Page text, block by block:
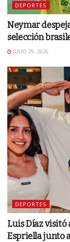
DEPORTES
Neymar
selección
JULIO 29, 2026
DEPORTES
Luis Díaz visitó
Espriella junto